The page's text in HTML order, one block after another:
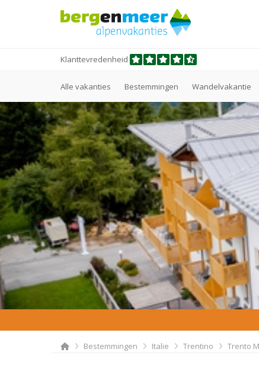
Klanttevredenheid
Alle vakanties Bestemmingen Wandelvakantie
Bestemmingen Italie Trentino Trento